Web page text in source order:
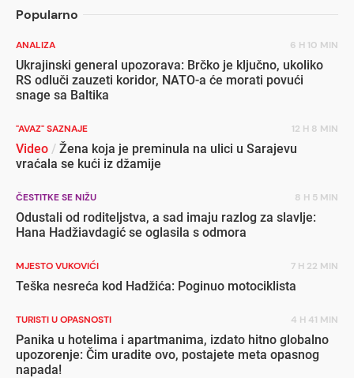
Popularno
ANALIZA 6 H 10 MIN
Ukrajinski general upozorava: Brčko je ključno, ukoliko
RS odluči zauzeti koridor, NATO-a će morati povući
snage sa Baltika
"AVAZ" SAZNAJE 12 H 8 MIN
Video / Žena koja je preminula na ulici u Sarajevu
vraćala se kući iz džamije
ČESTITKE SE NIŽU 8 H 5 MIN
Odustali od roditeljstva, a sad imaju razlog za slavlje:
Hana Hadžiavdagić se oglasila s odmora
MJESTO VUKOVIĆI 7 H 22 MIN
Teška nesreća kod Hadžića: Poginuo motociklista
TURISTI U OPASNOSTI 4 H 41 MIN
Panika u hotelima i apartmanima, izdato hitno globalno
upozorenje: Čim uradite ovo, postajete meta opasnog
napada!